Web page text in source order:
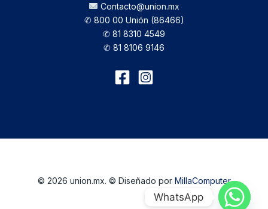
Contacto@union.mx
✆ 800 00 Unión (86466)
✆ 81 8310 4549
✆ 81 8106 9146
© 2026 union.mx. © Diseñado por MillaComputer
WhatsApp